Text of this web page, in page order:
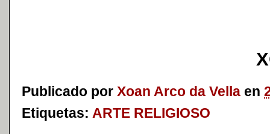
Publicado por Xoan Arco da Vella en
Etiquetas: ARTE RELIGIOSO